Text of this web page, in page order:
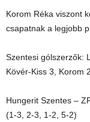
Korom Réka viszont
csapatnak a legjobb
Szentesi gólszerzők:
Kövér-Kiss 3, Korom 2
Hungerit Szentes –
(1-3, 2-3, 1-2, 5-2)